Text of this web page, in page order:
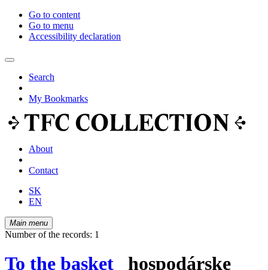
Go to content
Go to menu
Accessibility declaration
Search
My Bookmarks
About
Contact
SK
EN
Main menu
Number of the records: 1
To the basket hospodárske